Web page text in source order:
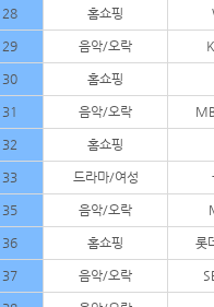
28 홈쇼핑
29 음악/오락
30 홈쇼핑
31 음악/오락
32 홈쇼핑
33 드라마/여성
35 음악/오락
36 홈쇼핑 롯
37 음악/오락